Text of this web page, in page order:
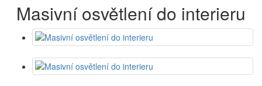
Masivní osvětlení do interieru